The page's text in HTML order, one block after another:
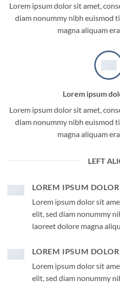
Lorem ipsum dolor sit amet,
diam nonummy nibh euismod
magna aliquam
Lorem ipsum
Lorem ipsum dolor sit amet,
diam nonummy nibh euismod
magna aliquam
LEFT
LOREM IPSUM
Lorem ipsum dolor sit
elit, sed diam nonummy
laoreet dolore magna
LOREM IPSUM
Lorem ipsum dolor sit
elit, sed diam nonummy